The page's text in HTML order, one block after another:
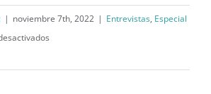
el muerto que pudo ser“
| noviembre 7th, 2022 | Entrevistas, Especial